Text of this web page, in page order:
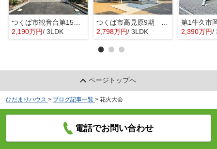
つくば市観音台第15 新築戸建
2,190万円/ 3LDK
2,798万円/ 3LDK 2,390万円/
ページトップへ
ひだまりハウス > ブログ記事一覧 > 花火大会
電話でお問い合わせ